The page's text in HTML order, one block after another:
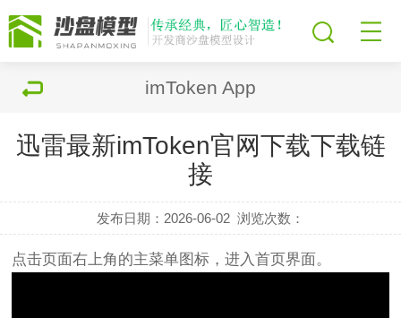
imToken App
迅雷最新imToken官网下载下载链
接
发布日期：2026-06-02 浏览次数：
点击页面右上角的主菜单图标，进入首页界面。